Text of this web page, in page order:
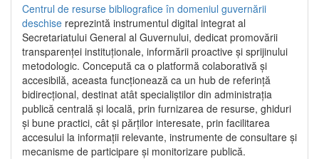
Centrul de resurse bibliografice în domeniul guvernării
deschise reprezintă instrumentul digital integrat al
Secretariatului General al Guvernului, dedicat promovării
transparenței instituționale, informării proactive și sprijinului
metodologic. Concepută ca o platformă colaborativă și
accesibilă, aceasta funcționează ca un hub de referință
bidirecțional, destinat atât specialiștilor din administrația
publică centrală și locală, prin furnizarea de resurse, ghiduri
și bune practici, cât și părților interesate, prin facilitarea
accesului la informații relevante, instrumente de consultare și
mecanisme de participare și monitorizare publică.